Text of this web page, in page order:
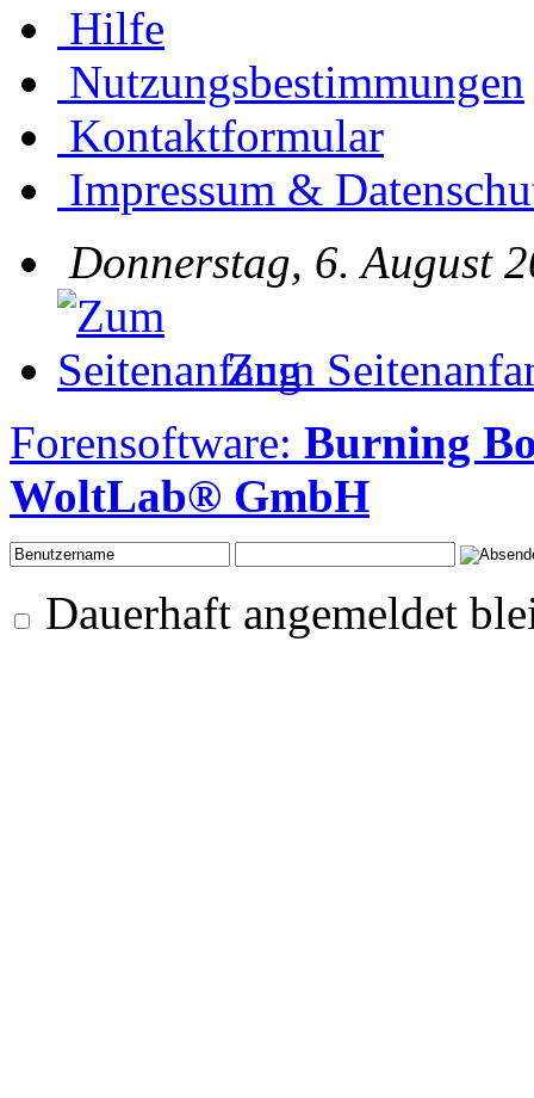
Hilfe
Nutzungsbestimmungen
Kontaktformular
Impressum &
Donnerstag, 6. August
Zum
Forensoftware: Burning
WoltLab® GmbH
Dauerhaft angemeldet